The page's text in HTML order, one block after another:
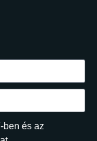
ben és az